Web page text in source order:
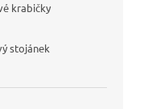
krabičky
stojánek